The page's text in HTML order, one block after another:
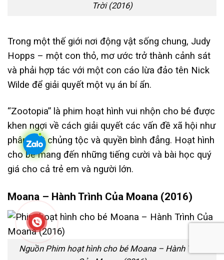
Trời (2016)
Trong một thế giới nơi động vật sống chung, Judy
Hopps – một con thỏ, mơ ước trở thành cảnh sát
và phải hợp tác với một con cáo lừa đảo tên Nick
Wilde để giải quyết một vụ án bí ẩn.
“Zootopia” là phim hoạt hình vui nhộn cho bé được
khen ngợi về cách giải quyết các vấn đề xã hội như
phân biệt chủng tộc và quyền bình đẳng. Hoạt hình
cho bé mang đến những tiếng cười và bài học quý
giá cho cả trẻ em và người lớn.
Moana – Hành Trình Của Moana (2016)
Nguồn Phim hoạt hình cho bé Moana – Hành Trình